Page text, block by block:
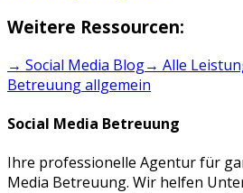
Weitere Ressourcen:
→ Social Media Blog→ Alle
Betreuungallgemein
Social Media Betreuung
Ihre professionelle Agentur für
Media Betreuung. Wir helfen